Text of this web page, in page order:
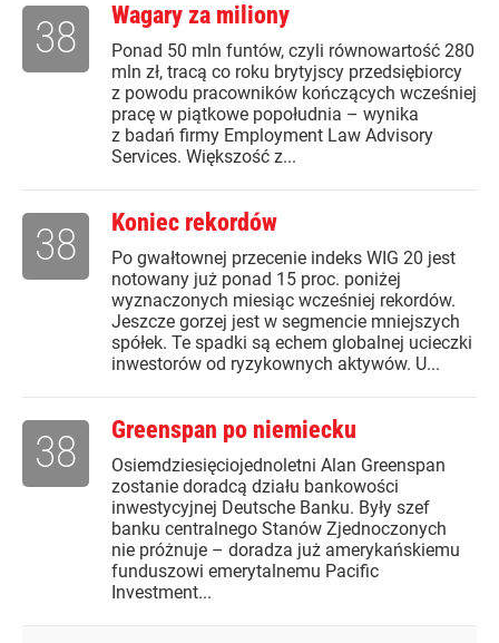
Wagary za miliony
Ponad 50 mln funtów, czyli równowartość 280
mln zł, tracą co roku brytyjscy przedsiębiorcy
z powodu pracowników kończących wcześniej
pracę w piątkowe popołudnia – wynika
z badań firmy Employment Law Advisory
Services. Większość z...
38
Koniec rekordów
Po gwałtownej przecenie indeks WIG 20 jest
notowany już ponad 15 proc. poniżej
wyznaczonych miesiąc wcześniej rekordów.
Jeszcze gorzej jest w segmencie mniejszych
spółek. Te spadki są echem globalnej ucieczki
inwestorów od ryzykownych aktywów. U...
38
Greenspan po niemiecku
Osiemdziesięciojednoletni Alan Greenspan
zostanie doradcą działu bankowości
inwestycyjnej Deutsche Banku. Były szef
banku centralnego Stanów Zjednoczonych
nie próżnuje – doradza już amerykańskiemu
funduszowi emerytalnemu Pacific
Investment...
38